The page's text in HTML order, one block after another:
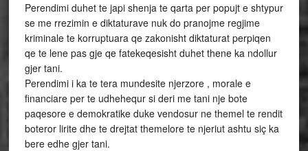
Perendimi duhet te japi shenja te qarta per popujt e shtypur
se me rrezimin e diktaturave nuk do pranojme regjime
kriminale te korruptuara qe zakonisht diktaturat perpiqen
qe te lene pas gje qe fatekeqesisht duhet thene ka ndollur
gjer tani.
Perendimi i ka te tera mundesite njerzore , morale e
financiare per te udhehequr si deri me tani nje bote
paqesore e demokratike duke vendosur ne themel te rendit
boteror lirite dhe te drejtat themelore te njeriut ashtu siç ka
bere edhe gjer tani.